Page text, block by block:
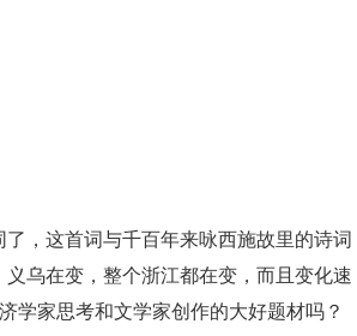
，这首词与千百年来咏西施故里的诗词
乌在变，整个浙江都在变，而且变化速
学家思考和文学家创作的大好题材吗？